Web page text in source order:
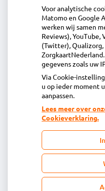
Acdapha Apotheek de
Voorstraat 72, 1931
072-5065200
Inschrijven
Centrale administratie
Heeft u vragen of
toegestuurde rekening van
Voor analytische
Matomo en Google
werken wij samen
Reviews), YouTube,
(Twitter),
gegevens zoals uw
Via Cookie-
u op ieder moment
aanpassen.
Lees meer over
Cookieverklaring.